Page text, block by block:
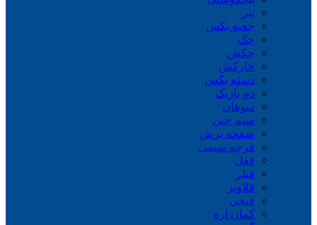
تبر
جعبه بکس
جک
چکش
خارکش
دسته بکس
دم باریک
سوهان
سیم چین
صفحه برش
فرچه سیمی
ففل
فیلر
قلاویز
قیچی
کمان اره